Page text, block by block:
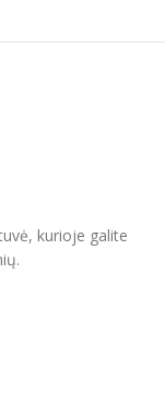
kurioje galite